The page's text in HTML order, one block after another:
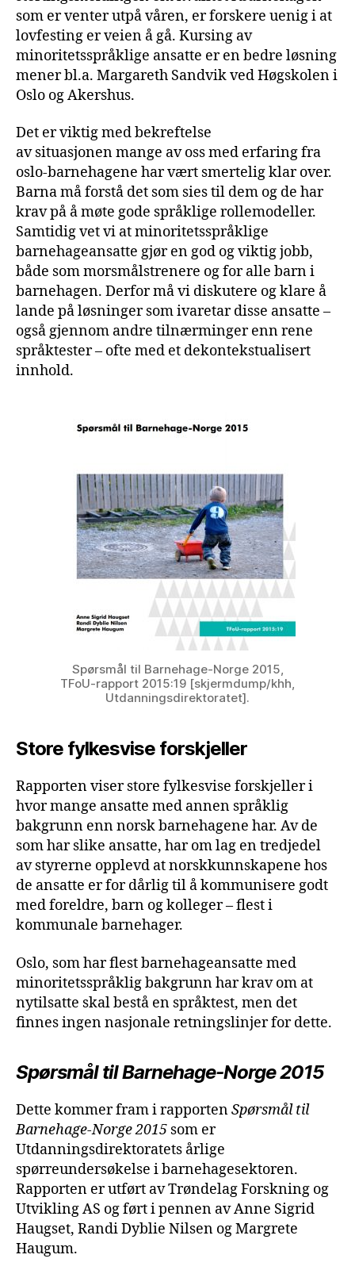
som er venter utpå våren, er forskere uenig i at
lovfesting er veien å gå. Kursing av
minoritetsspråklige ansatte er en bedre løsning
mener bl.a. Margareth Sandvik ved Høgskolen i
Oslo og Akershus.
Det er viktig med bekreftelse
av situasjonen mange av oss med erfaring fra
oslo-barnehagene har vært smertelig klar over.
Barna må forstå det som sies til dem og de har
krav på å møte gode språklige rollemodeller.
Samtidig vet vi at minoritetsspråklige
barnehageansatte gjør en god og viktig jobb,
både som morsmålstrenere og for alle barn i
barnehagen. Derfor må vi diskutere og klare å
lande på løsninger som ivaretar disse ansatte –
også gjennom andre tilnærminger enn rene
språktester – ofte med et dekontekstualisert
innhold.
Spørsmål til Barnehage-Norge 2015,
TFoU-rapport 2015:19 [skjermdump/khh,
Utdanningsdirektoratet].
Store fylkesvise forskjeller
Rapporten viser store fylkesvise forskjeller i
hvor mange ansatte med annen språklig
bakgrunn enn norsk barnehagene har. Av de
som har slike ansatte, har om lag en tredjedel
av styrerne opplevd at norskkunnskapene hos
de ansatte er for dårlig til å kommunisere godt
med foreldre, barn og kolleger – flest i
kommunale barnehager.
Oslo, som har flest barnehageansatte med
minoritetsspråklig bakgrunn har krav om at
nytilsatte skal bestå en språktest, men det
finnes ingen nasjonale retningslinjer for dette.
Spørsmål til Barnehage-Norge 2015
Dette kommer fram i rapportenSpørsmål til
Barnehage-Norge 2015 som er
Utdanningsdirektoratets årlige
spørreundersøkelse i barnehagesektoren.
Rapporten er utført av Trøndelag Forskning og
Utvikling AS og ført i pennen av Anne Sigrid
Haugset, Randi Dyblie Nilsen og Margrete
Haugum.